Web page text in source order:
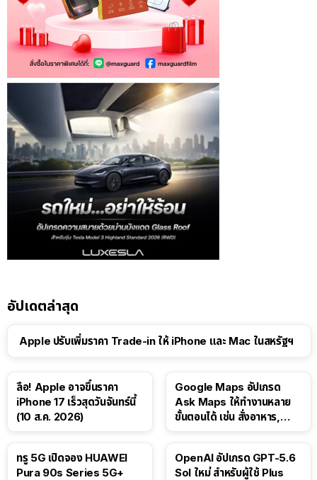
อัปเดตล่าสุด
Apple ปรับเพิ่มราคา Trade-in ให้ iPhone และ Mac ในสหรัฐฯ
ลือ! Apple อาจขึ้นราคา
iPhone 17 เร็วสุดวันจันทร์นี้
(10 ส.ค. 2026)
Google Maps อัปเกรด
Ask Maps ให้ทำงานหลาย
ขั้นตอนได้ เช่น สั่งอาหาร,
ทรู 5G เปิดจอง HUAWEI
Pura 90s Series 5G+
OpenAI อัปเกรด GPT-5.6
Sol ใหม่ สำหรับผู้ใช้ Plus